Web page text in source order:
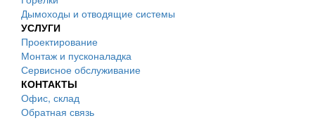
Дымоходы и отводящие системы
УСЛУГИ
Проектирование
Монтаж и пусконаладка
Сервисное обслуживание
КОНТАКТЫ
Офис, склад
Обратная связь